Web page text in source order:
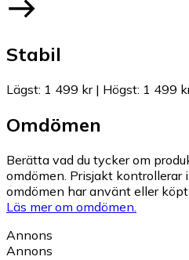
Stabil
Lägst: 1 499 kr| Högst: 1 499
Omdömen
Berätta vad du tycker om
omdömen. Prisjakt kontrollerar
omdömen har använt eller
Läs mer om omdömen.
Annons
Annons